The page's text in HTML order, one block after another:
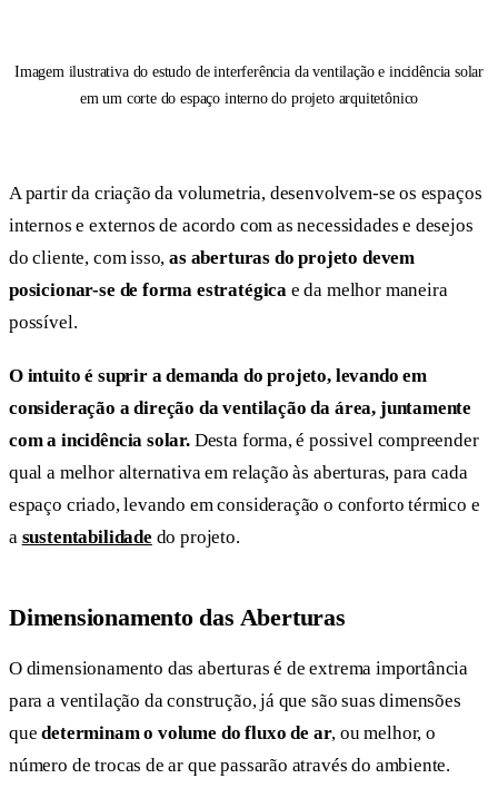
Imagem ilustrativa do estudo de interferência da ventilação e incidência solar
em um corte do espaço interno do projeto arquitetônico
A partir da criação da volumetria, desenvolvem-se os espaços
internos e externos de acordo com as necessidades e desejos
do cliente, com isso,as aberturas do projeto devem
posicionar-se de forma estratégica e da melhor maneira
possível.
O intuito é suprir a demanda do projeto, levando em
consideração a direção da ventilação da área, juntamente
com a incidência solar.Desta forma, é possivel compreender
qual a melhor alternativa em relação às aberturas, para cada
espaço criado, levando em consideração o conforto térmico e
a sustentabilidade do projeto.
Dimensionamento das Aberturas
O dimensionamento das aberturas é de extrema importância
para a ventilação da construção, já que são suas dimensões
que determinam o volume do fluxo de ar, ou melhor, o
número de trocas de ar que passarão através do ambiente.